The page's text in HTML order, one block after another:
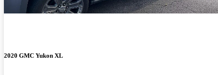
2020 GMC Yukon XL